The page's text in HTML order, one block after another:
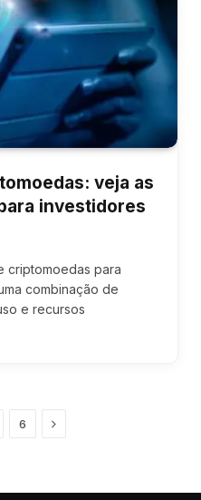
veja as
investidores
criptomoedas para
combinação de
e recursos
6 Next